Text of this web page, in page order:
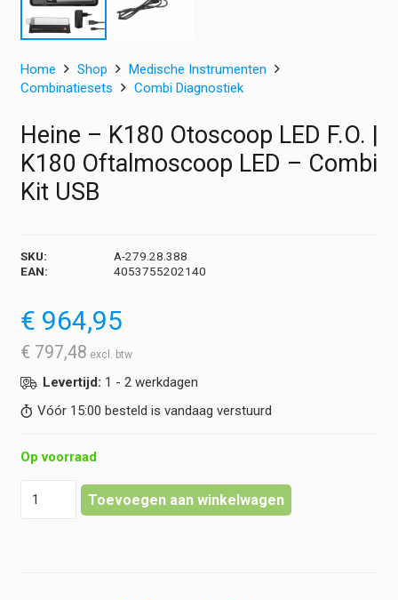
Home Shop
Medische Instrumenten
Combinatiesets
Combi Diagnostiek
Heine – K180 Otoscoop LED F.O. |
K180 Oftalmoscoop LED – Combi
Kit USB
SKU:
A-279.28.388
EAN:
4053755202140
€ 964,95
€ 797,48
Levertijd: 1 - 2 werkdagen
Vóór 15:00 besteld is vandaag verstuurd
Op voorraad
Toevoegen aan winkelwagen